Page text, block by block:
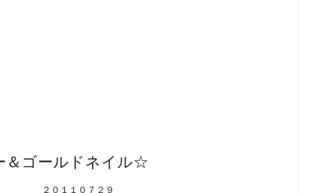
＆ゴールドネイル☆
２０１１０７２９